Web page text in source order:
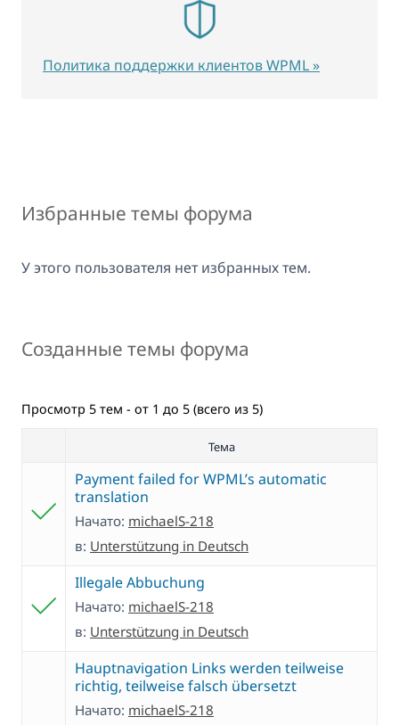
Избранные темы форума
У этого пользователя нет избранных тем.
Созданные темы форума
Просмотр 5 тем - от 1 до 5 (всего из 5)
Тема
Payment failed for WPML’s automatic
translation
Начато: michaelS-218
в: Unterstützung in Deutsch
Illegale Abbuchung
Начато: michaelS-218
в: Unterstützung in Deutsch
Hauptnavigation Links werden teilweise
richtig, teilweise falsch übersetzt
Начато: michaelS-218
Политика поддержки клиентов WPML »